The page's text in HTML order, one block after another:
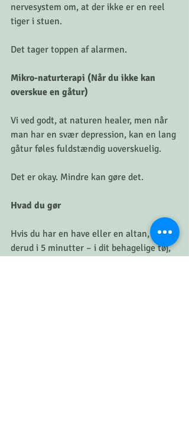
nervesystem om, at der ikke er en reel
tiger i stuen.
Det tager toppen af alarmen.
Mikro-naturterapi (Når du ikke kan
overskue en gåtur)
Vi ved godt, at naturen healer, men når
man har en svær depression, kan en lang
gåtur føles fuldstændig uoverskuelig.
Det er okay. Mindre kan gøre det.
Hvad du gør
Hvis du har en have eller en altan, så gå
derud i 5 minutter – i dit behagelige tøj,